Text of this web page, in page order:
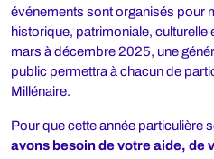
événements sont organisés pour
historique, patrimoniale, culturelle
mars à décembre 2025, une
public permettra à chacun de
Millénaire.
Pour que cette année particulière
avons besoin de votre aide, de